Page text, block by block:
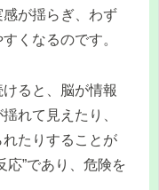
が揺らぎ、わず
くなるのです。
ると、脳が情報
れて見えたり、
たりすることが
応”であり、危険を